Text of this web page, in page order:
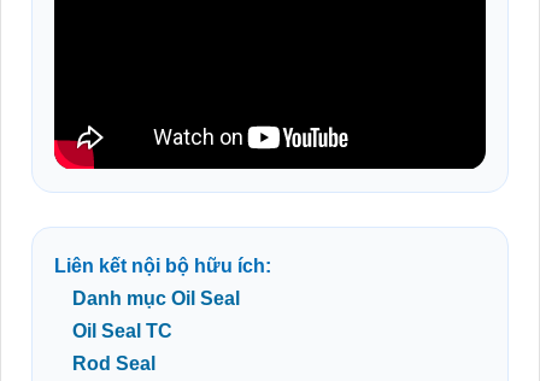
Liên kết nội bộ hữu ích:
Danh mục Oil Seal
Oil Seal TC
Rod Seal